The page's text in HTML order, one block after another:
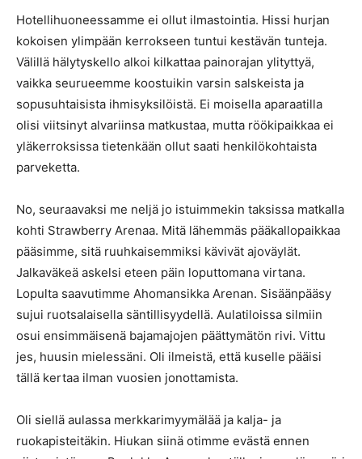
Hotellihuoneessamme ei ollut ilmastointia. Hissi hurjan
kokoisen ylimpään kerrokseen tuntui kestävän tunteja.
Välillä hälytyskello alkoi kilkattaa painorajan ylityttyä,
vaikka seurueemme koostuikin varsin salskeista ja
sopusuhtaisista ihmisyksilöistä. Ei moisella aparaatilla
olisi viitsinyt alvariinsa matkustaa, mutta röökipaikkaa ei
yläkerroksissa tietenkään ollut saati henkilökohtaista
parveketta.
No, seuraavaksi me neljä jo istuimmekin taksissa matkalla
kohti Strawberry Arenaa. Mitä lähemmäs pääkallopaikkaa
pääsimme, sitä ruuhkaisemmiksi kävivät ajoväylät.
Jalkaväkeä askelsi eteen päin loputtomana virtana.
Lopulta saavutimme Ahomansikka Arenan. Sisäänpääsy
sujui ruotsalaisella säntillisyydellä. Aulatiloissa silmiin
osui ensimmäisenä bajamajojen päättymätön rivi. Vittu
jes, huusin mielessäni. Oli ilmeistä, että kuselle pääisi
tällä kertaa ilman vuosien jonottamista.
Oli siellä aulassa merkkarimyymälää ja kalja- ja
ruokapisteitäkin. Hiukan siinä otimme evästä ennen